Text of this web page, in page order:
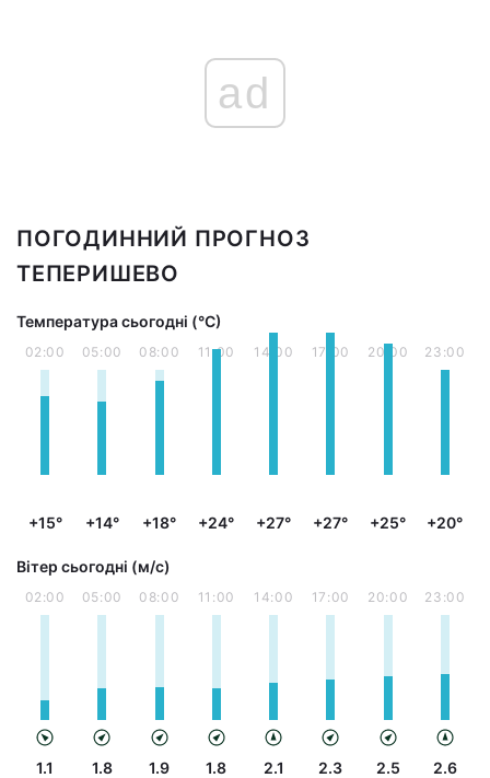
ad
ПОГОДИННИЙ ПРОГНОЗ
ТЕПЕРИШЕВО
Температура сьогодні (°С)
02:00
+15°
05:00
+14°
08:00
+18°
11:00
+24°
14:00
+27°
17:00
+27°
20:00
+25°
23:00
+20°
Вітер сьогодні (м/с)
02:00
1.1
05:00
1.8
08:00
1.9
11:00
1.8
14:00
2.1
17:00
2.3
20:00
2.5
23:00
2.6